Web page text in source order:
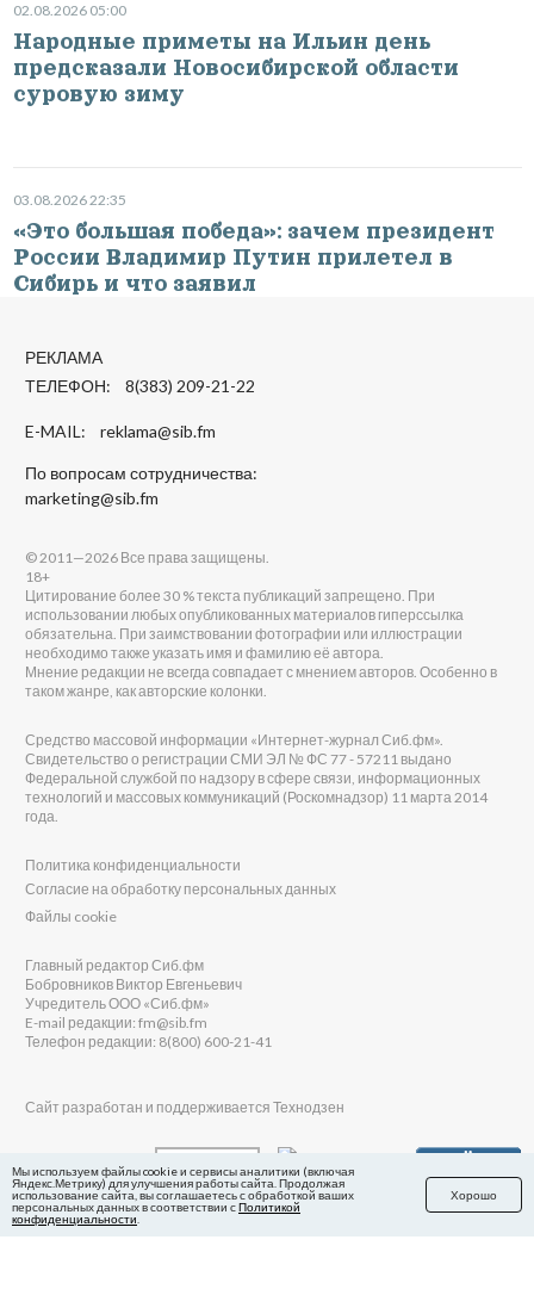
02.08.2026 05:00
Народные приметы на Ильин день
предсказали Новосибирской области
суровую зиму
03.08.2026 22:35
«Это большая победа»: зачем президент
России Владимир Путин прилетел в
Сибирь и что заявил
РЕКЛАМА
ТЕЛЕФОН: 8(383) 209-21-22
E-MAIL: reklama@sib.fm
По вопросам сотрудничества:
marketing@sib.fm
© 2011—2026 Все права защищены.
18+
Цитирование более 30 % текста публикаций запрещено. При
использовании любых опубликованных материалов гиперссылка
обязательна. При заимствовании фотографии или иллюстрации
необходимо также указать имя и фамилию её автора.
Мнение редакции не всегда совпадает с мнением авторов. Особенно в
таком жанре, как авторские колонки.
Средство массовой информации «Интернет-журнал Сиб.фм».
Свидетельство о регистрации СМИ ЭЛ № ФС 77 - 57211 выдано
Федеральной службой по надзору в сфере связи, информационных
технологий и массовых коммуникаций (Роскомнадзор) 11 марта 2014
года.
Политика конфиденциальности
Согласие на обработку персональных данных
Файлы cookie
Главный редактор Сиб.фм
Бобровников Виктор Евгеньевич
Учредитель ООО «Сиб.фм»
E-mail редакции: fm@sib.fm
Телефон редакции: 8(800) 600-21-41
Сайт разработан и поддерживается Технодзен
Мы используем файлы cookie и сервисы аналитики (включая
Яндекс.Метрику) для улучшения работы сайта. Продолжая
использование сайта, вы соглашаетесь с обработкой ваших
персональных данных в соответствии сПолитикой
конфиденциальности
Хорошо